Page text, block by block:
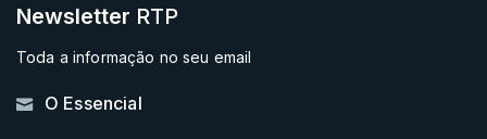
Newsletter RTP
Toda a informação no seu email
O Essencial